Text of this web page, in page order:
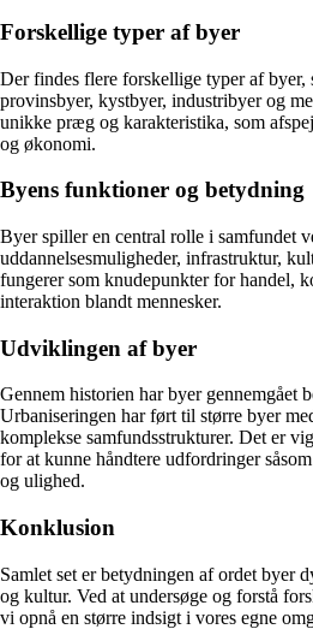
Forskellige typer af byer
Der findes flere forskellige typer af byer,
provinsbyer, kystbyer, industribyer og
unikke præg og karakteristika, som
og økonomi.
Byens funktioner og betydning
Byer spiller en central rolle i samfundet
uddannelsesmuligheder, infrastruktur,
fungerer som knudepunkter for handel,
interaktion blandt mennesker.
Udviklingen af byer
Gennem historien har byer
Urbaniseringen har ført til større byer
komplekse samfundsstrukturer. Det er
for at kunne håndtere udfordringer
og ulighed.
Konklusion
Samlet set er betydningen af ordet byer
og kultur. Ved at undersøge og forstå
vi opnå en større indsigt i vores egne